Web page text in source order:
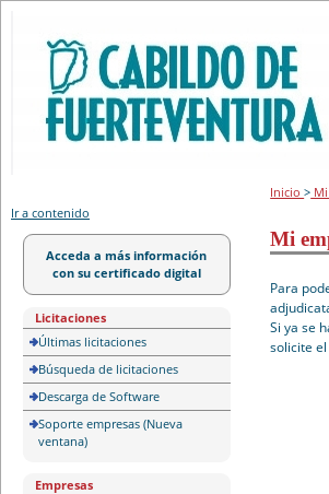
Ir a contenido
Acceda a más información
con su certificado digital
Licitaciones
Últimas licitaciones
Búsqueda de licitaciones
Descarga de Software
Soporte empresas (Nueva
ventana)
Empresas
Inicio>
Mi
Para
Si ya se
solicite